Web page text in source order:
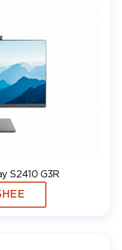
S2410 G3R